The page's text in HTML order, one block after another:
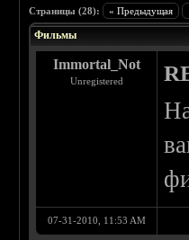
Страницы (28): « Предыдущая
Фильмы
Immortal_Not
Unregistered
07-31-2010, 11:53 AM